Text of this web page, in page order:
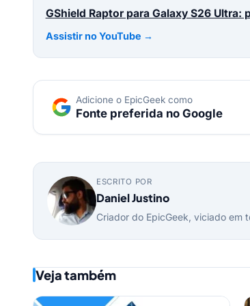
GShield Raptor para Galaxy S26 Ultra:
Assistir no YouTube →
Adicione o EpicGeek como
Fonte preferida no Google
ESCRITO POR
Daniel Justino
Criador do EpicGeek, viciado em
Veja também